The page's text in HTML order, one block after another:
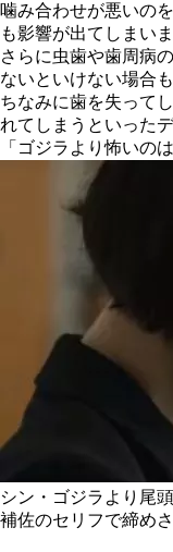
噛み合わせが悪いの
も影響が出てしまいま
さらに虫歯や歯周病
ないといけない場合も
ちなみに歯を失って
れてしまうといった
「ゴジラより怖いの
シン・ゴジラより尾
補佐のセリフで締め